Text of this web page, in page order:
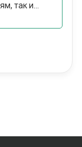
так и...